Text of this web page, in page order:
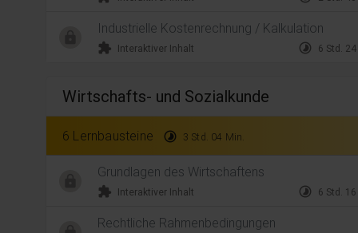
Industrielle Kostenrechnung / Kalkulation
extension Interaktiver Inhalt timelapse 6 Std.
Wirtschafts- und Sozialkunde
6 Lernbausteine timelapse 3 Std. 04 Min.
Grundlagen des Wirtschaftens
extension Interaktiver Inhalt timelapse 6 Std.
Rechtliche Rahmenbedingungen